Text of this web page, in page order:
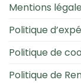
Mentions
Politique
Politique de
Politique de